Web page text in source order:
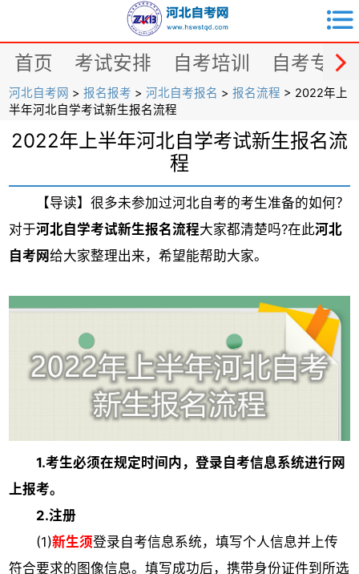

首页 考试安排 自考培训 自考专业

河北自考网 >报名报考 >河北自考报名 >报名流程 > 2022年上
半年河北自学考试新生报名流程
2022年上半年河北自学考试新生报名流
程
【导读】很多未参加过河北自考的考生准备的如何？
对于河北自学考试新生报名流程大家都清楚吗?在此河北
自考网给大家整理出来，希望能帮助大家。
1.考生必须在规定时间内，登录自考信息系统进行网
上报考。
2.注册
(1)新生须登录自考信息系统，填写个人信息并上传
符合要求的图像信息。填写成功后，携带身份证件到所选